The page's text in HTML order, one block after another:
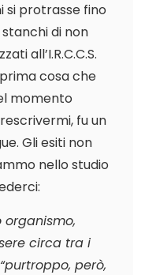
si protrasse fino
di non
all’I.R.C.C.S.
cosa che
momento
fu un
Gli esiti non
nello studio
circa tra i
“purtroppo, però,